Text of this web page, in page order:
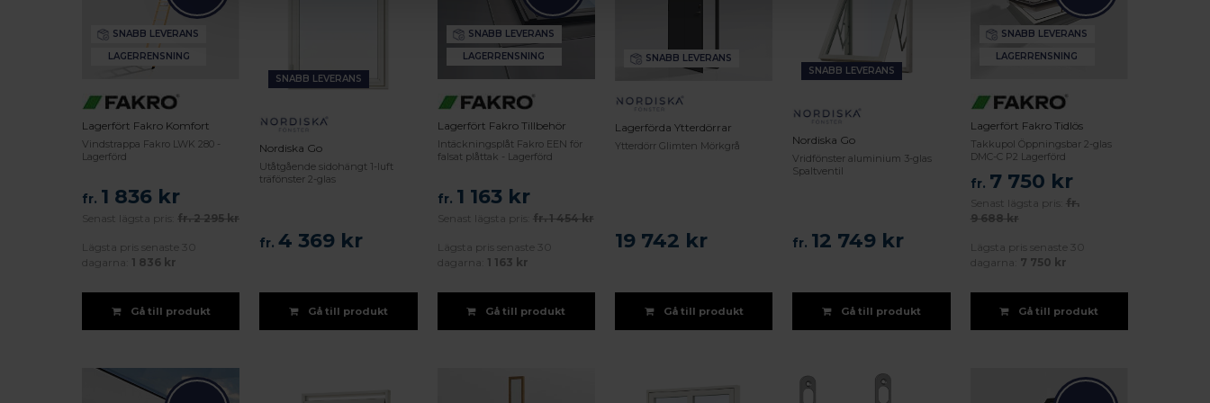
SNABB LEVERANS
LAGERRENSNING
Lagerfört Fakro Komfort
Vindstrappa Fakro LWK 280 -
Lagerförd
fr. 1 836 kr
Senast lägsta pris:fr.2 295 kr
Lägsta pris senaste 30
dagarna: 1 836 kr
Gå till produkt
SNABB LEVERANS
Nordiska Go
Utåtgående sidohängt 1-luft
träfönster 2-glas
fr.4 369 kr
Gå till produkt
SNABB LEVERANS
LAGERRENSNING
Lagerfört Fakro Tillbehör
Intäckningsplåt Fakro EEN för
falsat plåttak - Lagerförd
fr. 1 163 kr
Senast lägsta pris: fr.1 454 kr
Lägsta pris senaste 30
dagarna: 1 163 kr
Gå till produkt
SNABB LEVERANS
Lagerförda Ytterdörrar
Ytterdörr Glimten Mörkgrå
19 742 kr
Gå till produkt
SNABB LEVERANS
Nordiska Go
Vridfönster aluminium 3-glas
Spaltventil
fr. 12 749 kr
Gå till produkt
SNABB LEVERANS
LAGERRENSNING
Lagerfört Fakro Tidlös
Takkupol Öppningsbar 2-glas
DMC-C P2 Lagerförd
fr. 7 750 kr
Senast lägsta pris: fr.
9 688 kr
Lägsta pris senaste 30
dagarna: 7 750 kr
Gå till produkt